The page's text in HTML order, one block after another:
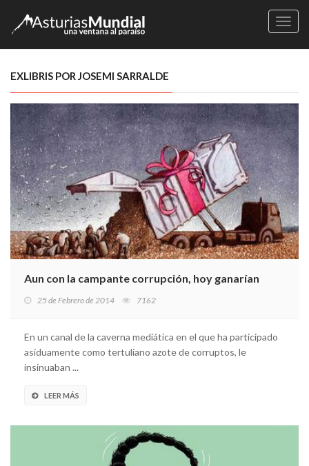
EXLIBRIS POR JOSEMI SARRALDE
Aun con la campante corrupción, hoy ganarían
25 de Febrero de 2014 7162
En un canal de la caverna mediática en el que ha participado
asiduamente como tertuliano azote de corruptos, le
insinuaban ...
LEER MÁS